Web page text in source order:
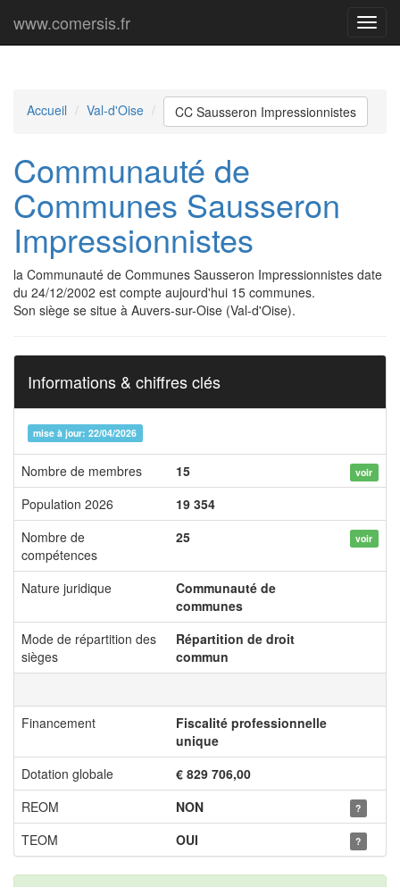
Menu
www.comersis.fr
Accueil Val-d'Oise CC Sausseron Impressionnistes
Communauté de
Communes Sausseron
Impressionnistes
la Communauté de Communes Sausseron Impressionnistes date
du 24/12/2002 est compte aujourd'hui 15 communes.
Son siège se situe à Auvers-sur-Oise (Val-d'Oise).
Informations & chiffres clés
mise à jour: 22/04/2026
Nombre de membres 15 voir
Population 2026
19 354
Nombre de
compétences
25 voir
Nature juridique
Communauté de
communes
Mode de répartition des
sièges
Répartition de droit
commun
Financement
Fiscalité professionnelle
unique
Dotation globale
€ 829 706,00
REOM
NON ?
TEOM OUI ?